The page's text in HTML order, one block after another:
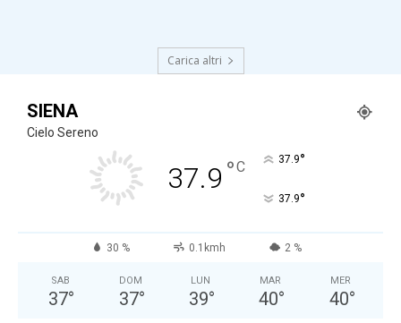
Carica altri
SIENA
Cielo Sereno
37.9 °C 37.9°
37.9°
30 % 0.1kmh 2 %
SAB
37°
DOM
37°
LUN
39°
MAR
40°
MER
40°